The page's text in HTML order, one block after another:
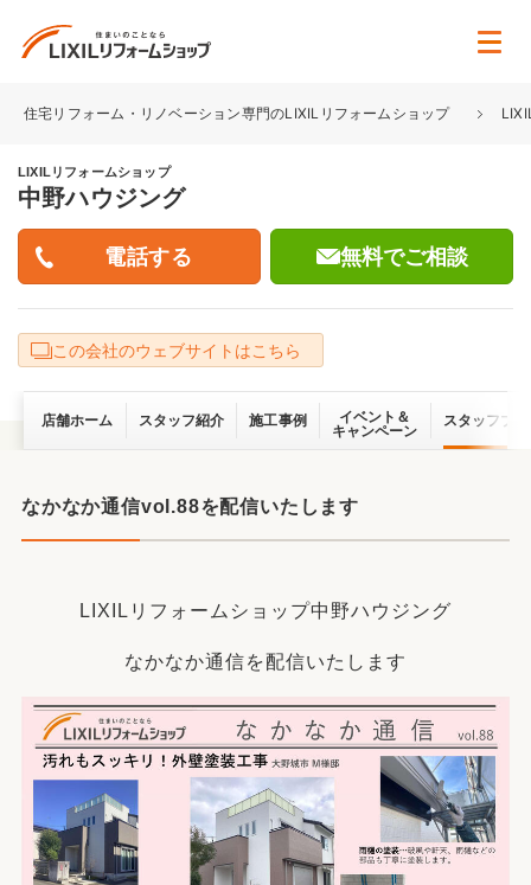
住宅リフォーム・リノベーション専門のLIXILリフォームショップ
LIXILリフォームショップ
中野ハウジング
無料でご相談
この会社のウェブサイトはこちら
店舗ホーム スタッフ紹介 施工事例
イベント＆
キャンペーン
スタッフブ
なかなか通信vol.88を配信いたします
LIXILリフォームショップ中野ハウジング
なかなか通信を配信いたします